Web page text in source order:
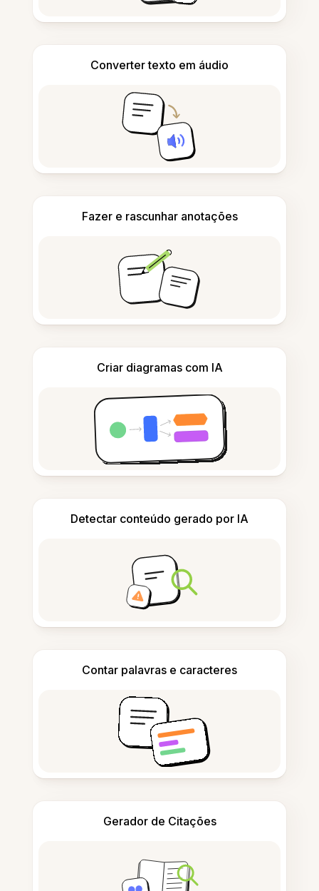
Converter texto em áudio
Fazer e rascunhar anotações
Criar diagramas com IA
Detectar conteúdo gerado por IA
Contar palavras e caracteres
Gerador de Citações